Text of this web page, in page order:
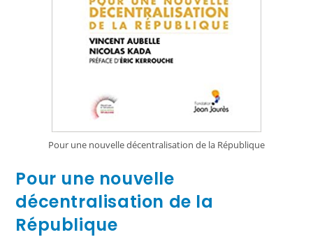
Pour une nouvelle décentralisation de la République
Pour une nouvelle
décentralisation de la
République